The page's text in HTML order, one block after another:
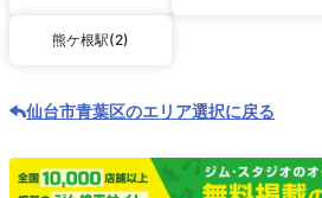
熊ケ根駅(2)
仙台市青葉区のエリア選択に戻る